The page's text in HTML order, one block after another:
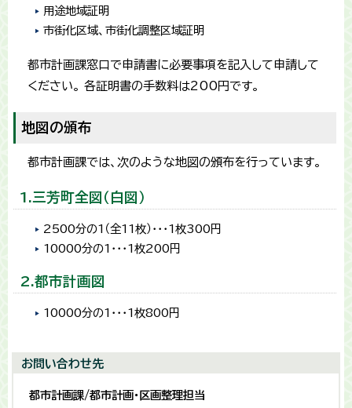
用途地域証明
市街化区域、市街化調整区域証明
都市計画課窓口で申請書に必要事項を記入して申請して
ください。 各証明書の手数料は200円です。
地図の頒布
都市計画課では、次のような地図の頒布を行っています。
1.三芳町全図（白図）
2500分の1（全11枚）・・・1枚300円
10000分の1・・・1枚200円
2.都市計画図
10000分の1・・・1枚800円
お問い合わせ先
都市計画課/都市計画・区画整理担当